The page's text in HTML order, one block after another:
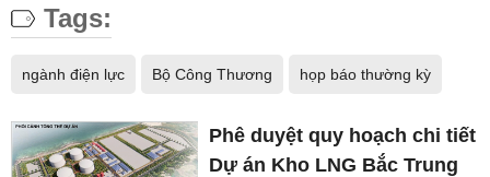
Tags:
ngành điện lực Bộ Công Thương họp báo thường kỳ
Phê duyệt quy hoạch chi tiết
Dự án Kho LNG Bắc Trung